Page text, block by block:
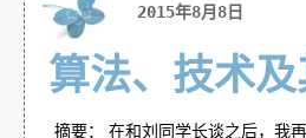
2015年8月8日
算法、技术
摘要： 在和刘同学长谈之后，我